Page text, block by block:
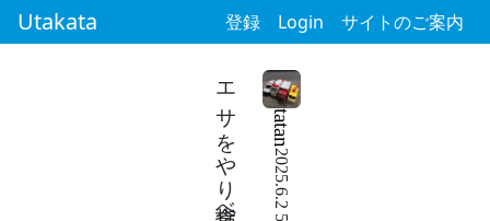
Utakata 登録 Login サイトのご案内
tatan
2025.6.2 5:23